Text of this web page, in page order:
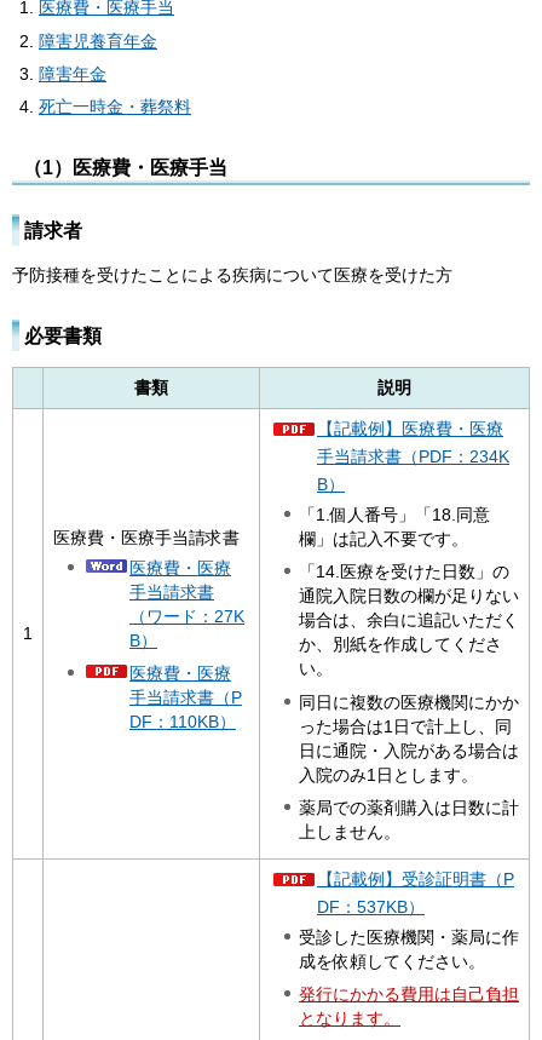
医療費・医療手当
障害児養育年金
障害年金
死亡一時金・葬祭料
（1）医療費・医療手当
請求者
予防接種を受けたことによる疾病について医療を受けた方
必要書類
書類 説明
1
医療費・医療手当請求書
医療費・医療
手当請求書
（ワード：27K
B）
医療費・医療
手当請求書（P
DF：110KB）
【記載例】医療費・医療
手当請求書（PDF：234K
B）
「1.個人番号」「18.同意
欄」は記入不要です。
「14.医療を受けた日数」の
通院入院日数の欄が足りない
場合は、余白に追記いただく
か、別紙を作成してくださ
い。
同日に複数の医療機関にかか
った場合は1日で計上し、同
日に通院・入院がある場合は
入院のみ1日とします。
薬局での薬剤購入は日数に計
上しません。
【記載例】受診証明書（P
DF：537KB）
受診した医療機関・薬局に作
成を依頼してください。
発行にかかる費用は自己負担
となります。